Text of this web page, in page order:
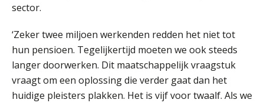
sector.
‘Zeker twee miljoen werkenden redden het niet tot
hun pensioen. Tegelijkertijd moeten we ook steeds
langer doorwerken. Dit maatschappelijk vraagstuk
vraagt om een oplossing die verder gaat dan het
huidige pleisters plakken. Het is vijf voor twaalf. Als we
AUG
MOCuitgevers
27
AUG
Summercourse Impact en invloed van AI op de salarisverwerking (verdieping)
MOCuitgevers